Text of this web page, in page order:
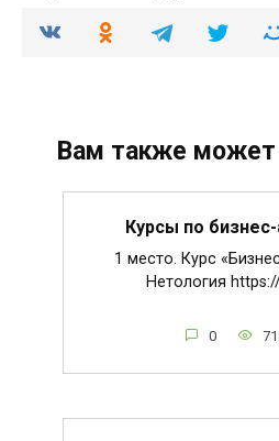
Вам также может
Курсы по
1 место. Курс
Нетология
0